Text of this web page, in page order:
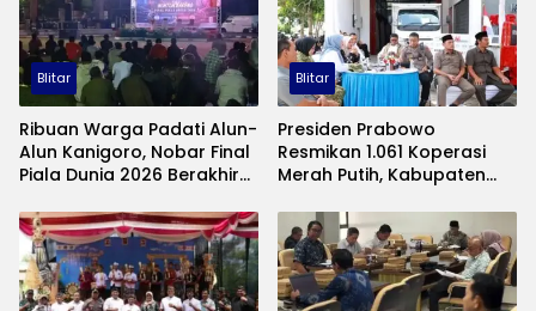
Blitar
Ribuan Warga Padati Alun-
Alun Kanigoro, Nobar Final
Piala Dunia 2026 Berakhir
Blitar
Presiden Prabowo
Resmikan 1.061 Koperasi
Merah Putih, Kabupaten
Desa